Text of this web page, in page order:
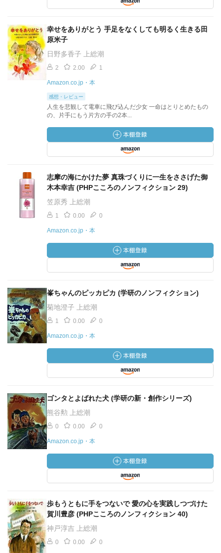
幸せをありがとう 手足をなくしても明るく生きる田
原米子
日野多香子 上総潮
2 2.00 1
Amazon.co.jp・本
感想・レビュー
人生を悲観して電車に飛び込んだ少女 一命はとりとめたもの
の、片手にもう片方の手の2本...
志摩の海にかけた夢 真珠づくりに一生をささげた御
木本幸吉 (PHPこころのノンフィクション 29)
笠原秀 上総潮
1 0.00 0
Amazon.co.jp・本
峯ちゃんのピッカピカ (学研のノンフィクション)
菊地澄子 上総潮
1 0.00 0
Amazon.co.jp・本
ゴンタとよばれた犬 (学研の新・創作シリーズ)
熊谷勲 上総潮
0 0.00 0
Amazon.co.jp・本
歩もうともに手をつないで 愛の心を実践しつづけた
賀川豊彦 (PHPこころのノンフィクション 40)
神戸淳吉 上総潮
0 0.00 0